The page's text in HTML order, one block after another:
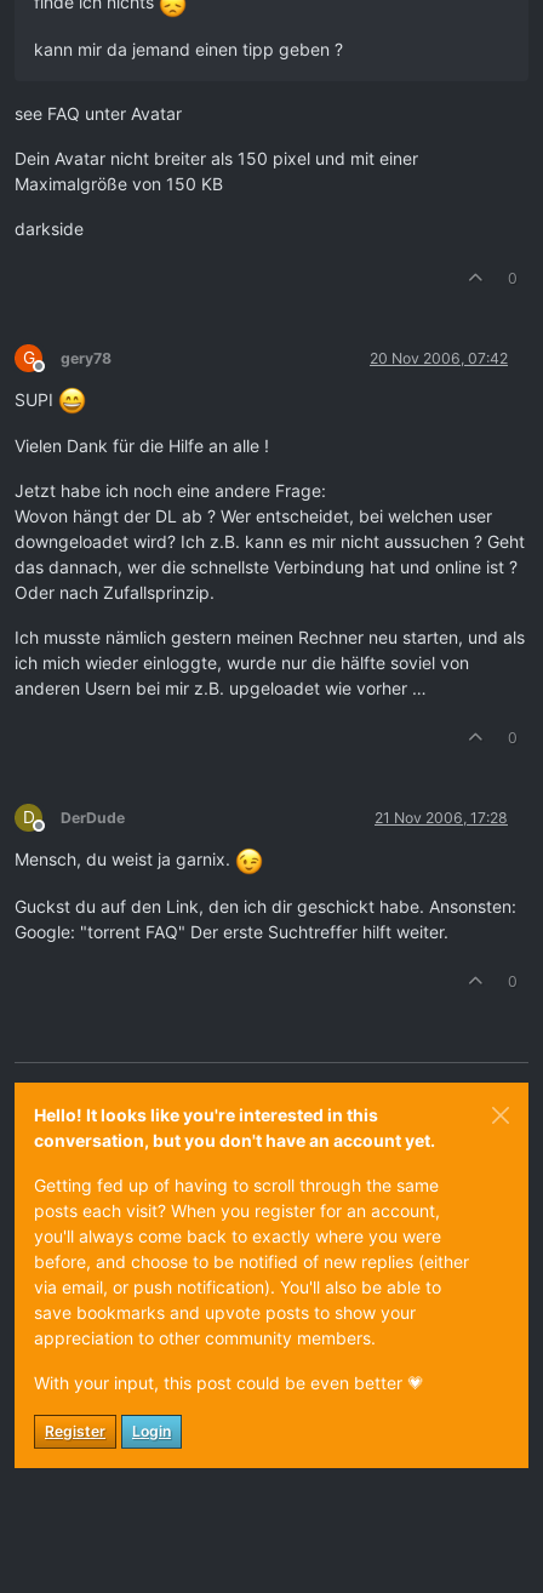
kann mir da jemand einen tipp geben ?
see FAQ unter Avatar
Dein Avatar nicht breiter als 150 pixel und mit einer
Maximalgröße von 150 KB
darkside
0
G
Offline
gery78 20 Nov 2006, 07:42
SUPI
Vielen Dank für die Hilfe an alle !
Jetzt habe ich noch eine andere Frage:
Wovon hängt der DL ab ? Wer entscheidet, bei welchen user
downgeloadet wird? Ich z.B. kann es mir nicht aussuchen ? Geht
das dannach, wer die schnellste Verbindung hat und online ist ?
Oder nach Zufallsprinzip.
Ich musste nämlich gestern meinen Rechner neu starten, und als
ich mich wieder einloggte, wurde nur die hälfte soviel von
anderen Usern bei mir z.B. upgeloadet wie vorher …
0
D
Offline
DerDude 21 Nov 2006, 17:28
Mensch, du weist ja garnix.
Guckst du auf den Link, den ich dir geschickt habe. Ansonsten:
Google: "torrent FAQ" Der erste Suchtreffer hilft weiter.
0
Hello! It looks like you're interested in this
conversation, but you don't have an account yet.
Getting fed up of having to scroll through the same
posts each visit? When you register for an account,
you'll always come back to exactly where you were
before, and choose to be notified of new replies (either
via email, or push notification). You'll also be able to
save bookmarks and upvote posts to show your
appreciation to other community members.
With your input, this post could be even better 💗
Register Login